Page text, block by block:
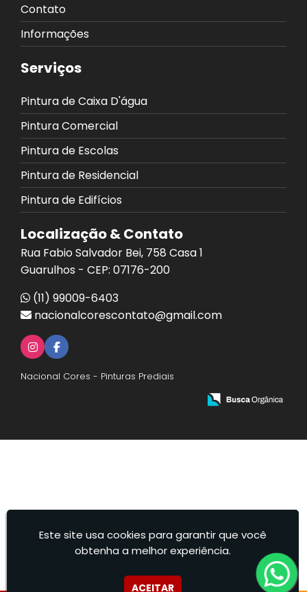
Contato
Informações
Serviços
Pintura de Caixa D'água
Pintura Comercial
Pintura de Escolas
Pintura de Residencial
Pintura de Edifícios
Localização & Contato
Rua Fabio Salvador Bei, 758 Casa 1
Guarulhos - CEP: 07176-200
(11) 99009-6403
nacionalcorescontato@gmail.com
Nacional Cores - Pinturas Prediais
Este site usa cookies para garantir que você
obtenha a melhor experiência.
ACEITAR